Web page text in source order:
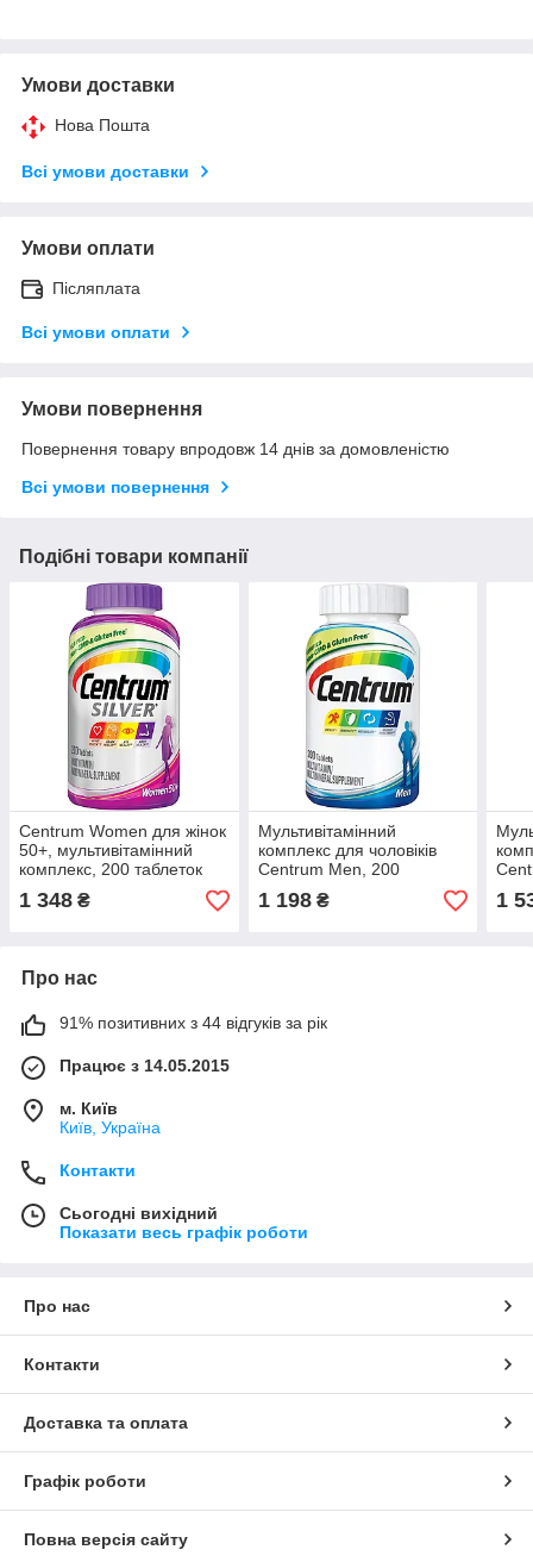
Умови доставки
Нова Пошта
Всі умови доставки
Умови оплати
Післяплата
Всі умови оплати
Умови повернення
Повернення товару впродовж 14 днів за домовленістю
Всі умови повернення
Подібні товари компанії
Centrum Women для жінок
50+, мультивітамінний
комплекс, 200 таблеток
1 348 ₴
Мультивітамінний
комплекс для чоловіків
Centrum Men, 200
таблеток
1 198₴ 1
Про нас
91% позитивних з 44 відгуків за рік
Працює з 14.05.2015
м. Київ
Київ, Україна
Контакти
Сьогодні вихідний
Показати весь графік роботи
Про нас
Контакти
Доставка та оплата
Графік роботи
Повна версія сайту